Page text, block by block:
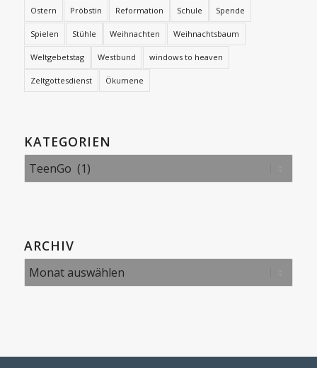
Ostern Pröbstin Reformation Schule Spende
Spielen Stühle Weihnachten Weihnachtsbaum
Weltgebetstag Westbund windows to heaven
Zeltgottesdienst Ökumene
KATEGORIEN
Kategorien
ARCHIV